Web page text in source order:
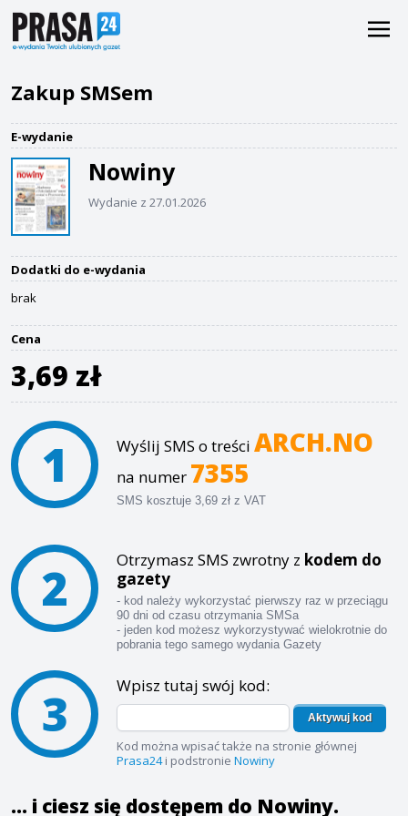
Zakup SMSem
E-wydanie
Nowiny
Wydanie z 27.01.2026
Dodatki do e-wydania
brak
Cena
3,69 zł
1 Wyślij SMS o treści ARCH.NO
na numer 7355
SMS kosztuje 3,69 zł z VAT
2 Otrzymasz SMS zwrotny z kodem do
gazety
- kod należy wykorzystać pierwszy raz w przeciągu
90 dni od czasu otrzymania SMSa
- jeden kod możesz wykorzystywać wielokrotnie do
pobrania tego samego wydania Gazety
3 Wpisz tutaj swój kod:
Aktywuj kod
Kod można wpisać także na stronie głównej
Prasa24i podstronie Nowiny
... i ciesz się dostępem do Nowiny.